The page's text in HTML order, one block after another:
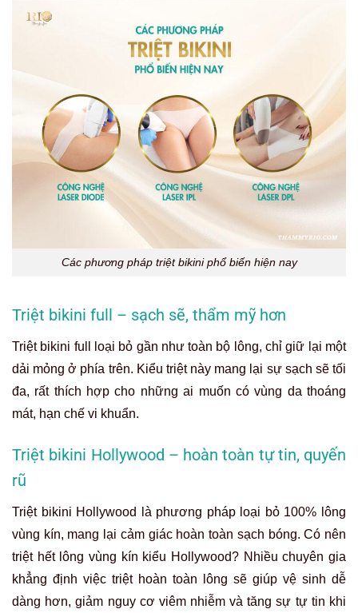
Các phương pháp triệt bikini phổ biến hiện nay
Triệt bikini full – sạch sẽ, thẩm mỹ hơn
Triệt bikini full
loại bỏ gần như toàn bộ lông, chỉ giữ lại một
dải mỏng ở phía trên. Kiểu triệt này mang lại sự sạch sẽ tối
đa, rất thích hợp cho những ai muốn có vùng da thoáng
mát, hạn chế vi khuẩn.
Triệt bikini Hollywood – hoàn toàn tự tin, quyến
rũ
Triệt bikini Hollywood là phương pháp loại bỏ 100% lông
vùng kín, mang lại cảm giác hoàn toàn sạch bóng. Có nên
triệt hết lông vùng kín kiểu Hollywood? Nhiều chuyên gia
khẳng định việc triệt hoàn toàn lông sẽ giúp vệ sinh dễ
dàng hơn, giảm nguy cơ viêm nhiễm và tăng sự tự tin khi